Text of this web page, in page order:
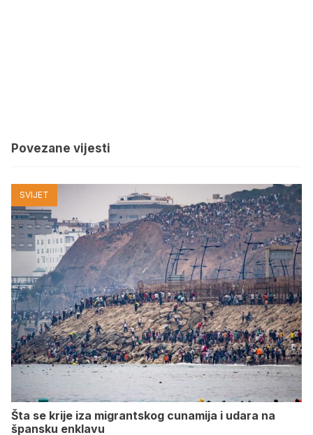
Povezane vijesti
SVIJET
Šta se krije iza migrantskog cunamija i udara na
špansku enklavu